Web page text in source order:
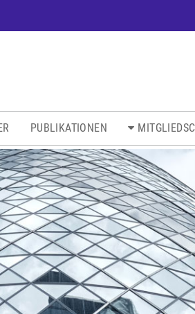
PUBLIKATIONEN